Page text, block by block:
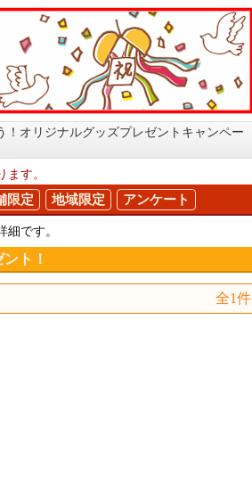
！オリジナルグッズプレゼントキャンペー
す。
限定 地域限定 アンケート
です。
ト！
全1件